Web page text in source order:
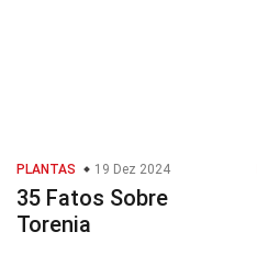
PLANTAS 19 Dez 2024
35 Fatos Sobre
Torenia